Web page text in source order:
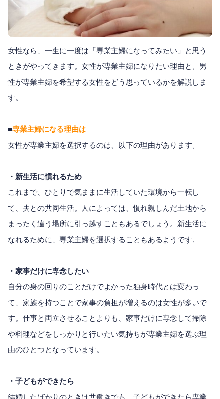
女性なら、一生に一度は「専業主婦になってみたい」と思う
ときがやってきます。女性が専業主婦になりたい理由と、男
性が専業主婦を希望する女性をどう思っているかを解説しま
す。
■専業主婦になる理由は
女性が専業主婦を選択するのは、以下の理由があります。
・新生活に慣れるため
これまで、ひとりで気ままに生活していた環境から一転し
て、夫との共同生活。人によっては、慣れ親しんだ土地から
まったく違う場所に引っ越すこともあるでしょう。新生活に
なれるために、専業主婦を選択することもあるようです。
・家事だけに専念したい
自分の身の回りのことだけでよかった独身時代とは変わっ
て、家族を持つことで家事の負担が増えるのは女性が多いで
す。仕事と両立させることよりも、家事だけに専念して掃除
や料理などをしっかりと行いたい気持ちが専業主婦を選ぶ理
由のひとつとなっています。
・子どもができたら
結婚したばかりのときは共働きでも、子どもができたら専業